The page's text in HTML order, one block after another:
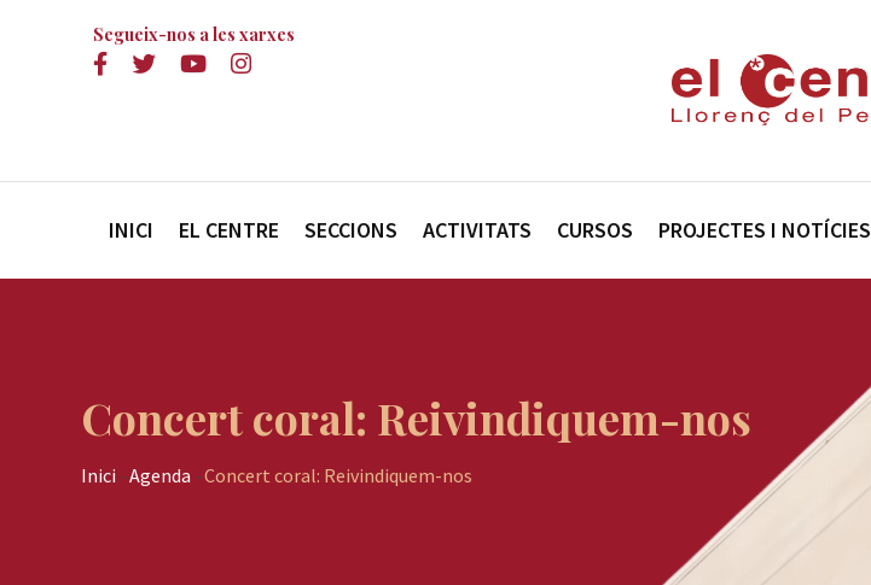
Segueix-nos a les xarxes
INICI EL CENTRE SECCIONS ACTIVITATS CURSOS PROJECTES I NOTÍCIES
Concert coral: Reivindiquem-nos
Inici -Agenda -Concert coral: Reivindiquem-nos